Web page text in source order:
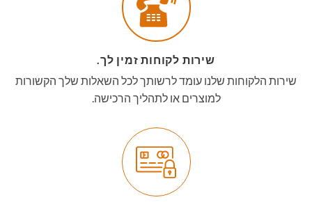
שירות לקוחות זמין לך.
שירות הלקוחות שלנו עומד לרשותך לכל השאלות שלך הקשורות
למוצרים או לתהליך הרכישה.